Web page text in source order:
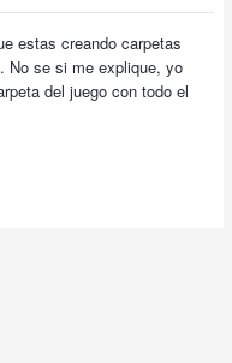
estas creando carpetas
No se si me explique, yo
del juego con todo el